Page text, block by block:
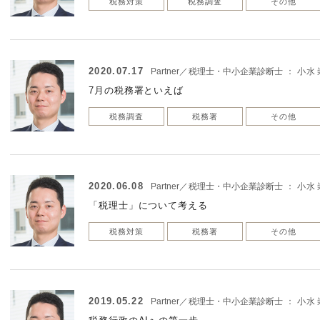
2020.07.17 Partner／税理士・中小企業診断士 ： 小水
7月の税務署といえば
税務調査 税務署 その他
2020.06.08 Partner／税理士・中小企業診断士 ： 小水
「税理士」について考える
税務対策 税務署 その他
2019.05.22 Partner／税理士・中小企業診断士 ： 小水